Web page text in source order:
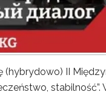
(hybrydowo) II